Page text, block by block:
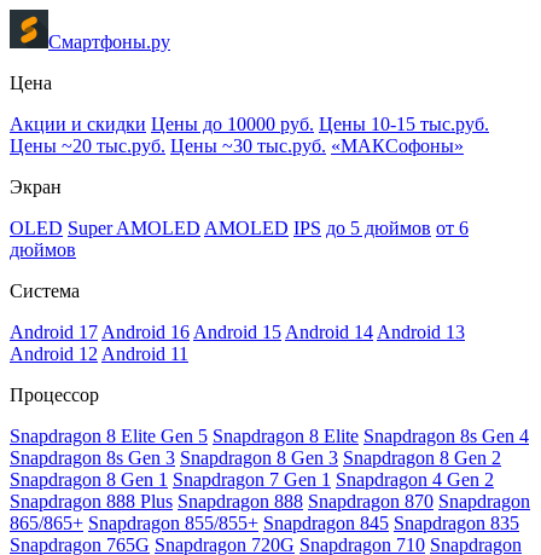
Смартфоны.ру
Цена
Акции и скидки Цены до 10000 руб. Цены 10-15 тыс.руб.
Цены ~20 тыс.руб. Цены ~30 тыс.руб. «МАКСофоны»
Экран
OLED Super AMOLED AMOLED IPS до 5 дюймов от 6
дюймов
Система
Android 17 Android 16 Android 15 Android 14 Android 13
Android 12 Android 11
Процессор
Snapdragon 8 Elite Gen 5 Snapdragon 8 Elite Snapdragon 8s Gen 4
Snapdragon 8s Gen 3 Snapdragon 8 Gen 3 Snapdragon 8 Gen 2
Snapdragon 8 Gen 1 Snapdragon 7 Gen 1 Snapdragon 4 Gen 2
Snapdragon 888 Plus Snapdragon 888 Snapdragon 870 Snapdragon
865/865+ Snapdragon 855/855+ Snapdragon 845 Snapdragon 835
Snapdragon 765G Snapdragon 720G Snapdragon 710 Snapdragon